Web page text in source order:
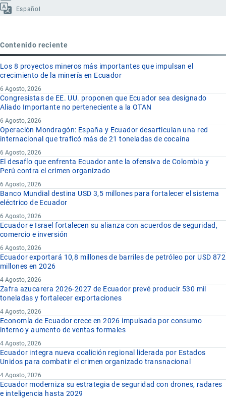
Español
Contenido reciente
Los 8 proyectos mineros más importantes que impulsan el
crecimiento de la minería en Ecuador
6 Agosto, 2026
Congresistas de EE. UU. proponen que Ecuador sea designado
Aliado Importante no perteneciente a la OTAN
6 Agosto, 2026
Operación Mondragón: España y Ecuador desarticulan una red
internacional que traficó más de 21 toneladas de cocaína
6 Agosto, 2026
El desafío que enfrenta Ecuador ante la ofensiva de Colombia y
Perú contra el crimen organizado
6 Agosto, 2026
Banco Mundial destina USD 3,5 millones para fortalecer el sistema
eléctrico de Ecuador
6 Agosto, 2026
Ecuador e Israel fortalecen su alianza con acuerdos de seguridad,
comercio e inversión
6 Agosto, 2026
Ecuador exportará 10,8 millones de barriles de petróleo por USD 872
millones en 2026
4 Agosto, 2026
Zafra azucarera 2026-2027 de Ecuador prevé producir 530 mil
toneladas y fortalecer exportaciones
4 Agosto, 2026
Economía de Ecuador crece en 2026 impulsada por consumo
interno y aumento de ventas formales
4 Agosto, 2026
Ecuador integra nueva coalición regional liderada por Estados
Unidos para combatir el crimen organizado transnacional
4 Agosto, 2026
Ecuador moderniza su estrategia de seguridad con drones, radares
e inteligencia hasta 2029